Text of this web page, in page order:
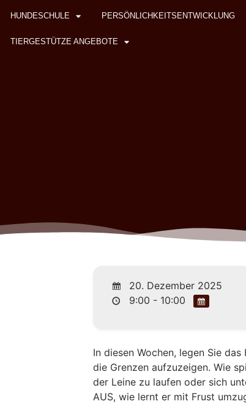
HUNDESCHULE PERSÖNLICHKEITSENTWICKLUNG
TIERGESTÜTZE ANGEBOTE
20. Dezember 2025
9:00 - 10:00
In diesen Wochen, legen Sie
die Grenzen aufzuzeigen. Wie
der Leine zu laufen oder sich
AUS, wie lernt er mit Frust